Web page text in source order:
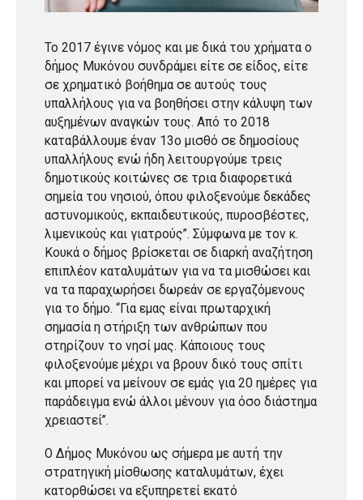
Το 2017 έγινε νόμος και με δικά του χρήματα ο
δήμος Μυκόνου συνδράμει είτε σε είδος, είτε
σε χρηματικό βοήθημα σε αυτούς τους
υπαλλήλους για να βοηθήσει στην κάλυψη των
αυξημένων αναγκών τους. Από το 2018
καταβάλλουμε έναν 13ο μισθό σε δημοσίους
υπαλλήλους ενώ ήδη λειτουργούμε τρεις
δημοτικούς κοιτώνες σε τρια διαφορετικά
σημεία του νησιού, όπου φιλοξενούμε δεκάδες
αστυνομικούς, εκπαιδευτικούς, πυροσβέστες,
λιμενικούς και γιατρούς”. Σύμφωνα με τον κ.
Κουκά ο δήμος βρίσκεται σε διαρκή αναζήτηση
επιπλέον καταλυμάτων για να τα μισθώσει και
να τα παραχωρήσει δωρεάν σε εργαζόμενους
για το δήμο. “Για εμας είναι πρωταρχική
σημασία η στήριξη των ανθρώπων που
στηρίζουν το νησί μας. Κάποιους τους
φιλοξενούμε μέχρι να βρουν δικό τους σπίτι
και μπορεί να μείνουν σε εμάς για 20 ημέρες για
παράδειγμα ενώ άλλοι μένουν για όσο διάστημα
χρειαστεί”.
Ο Δήμος Μυκόνου ως σήμερα με αυτή την
στρατηγική μίσθωσης καταλυμάτων, έχει
κατορθώσει να εξυπηρετεί εκατό